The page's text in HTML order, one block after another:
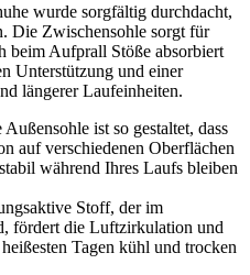
wurde sorgfältig durchdacht,
Die Zwischensohle sorgt für
beim Aufprall Stöße absorbiert
Unterstützung und einer
längerer Laufeinheiten.
Außensohle ist so gestaltet, dass
auf verschiedenen Oberflächen
während Ihres Laufs bleiben
Stoff, der im
fördert die Luftzirkulation und
Tagen kühl und trocken